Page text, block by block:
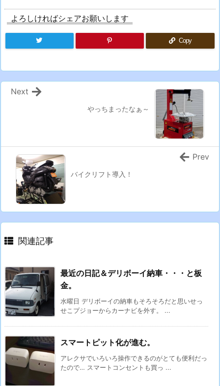
よろしければシェアお願いします
Copy
やっちまったなぁ～
Next
バイクリフト導入！
Prev
関連記事
最近の日記＆デリボーイ納車・・・と板
金。
水曜日 デリボーイの納車もそろそろだと思いせっ
せこプジョーからカーナビを外す。 ...
スマートピット化が進む。
アレクサでいろいろ操作できるのがとても便利だっ
たので… スマートコンセントも買っ ...